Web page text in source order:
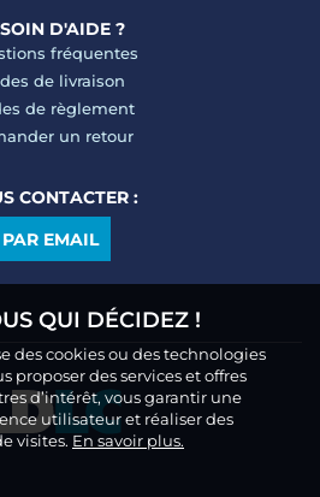
D'AIDE ?
fréquentes
de livraison
de règlement
un retour
CONTACTER :
PAR EMAIL
QUI DÉCIDEZ !
des cookies ou des technologies
proposer des services et offres
d’intérêt, vous garantir une
utilisateur et réaliser des
visites. En savoir plus.